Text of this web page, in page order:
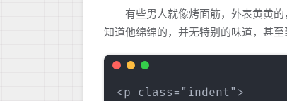
有些男人就像烤面筋，外表黄黄
知道他绵绵的，并无特别的味道，甚
<p class="indent">